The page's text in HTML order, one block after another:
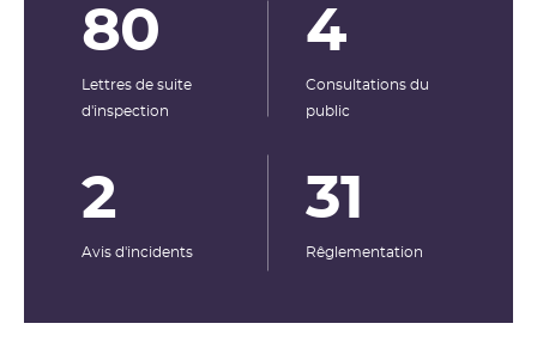
80
Lettres de suite
d'inspection
4
Consultations du
public
2
Avis d'incidents
31
Rêglementation